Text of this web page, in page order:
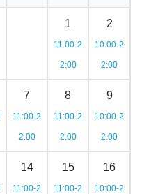
1
11:00-2
2:00
2
10:00-2
2:00
7
11:00-2
2:00
8
11:00-2
2:00
9
10:00-2
2:00
14
11:00-2
15
11:00-2
16
10:00-2